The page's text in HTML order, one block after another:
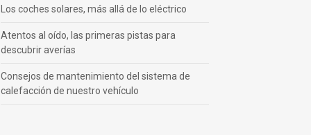
Los coches solares, más allá de lo eléctrico
Atentos al oído, las primeras pistas para
descubrir averías
Consejos de mantenimiento del sistema de
calefacción de nuestro vehículo